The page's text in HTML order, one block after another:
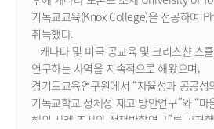
기독교교육(Knox College)을 전공하여
취득했다.
캐나다 및 미국 공교육 및 크리스챤 스
연구하는 사역을 지속적으로 해왔으며,
경기도교육연구원에서 “자율성과 공공성
기독교학교 정체성 제고 방안연구”와 “마
해외 사례 조사와 정책방향연구”를 공저